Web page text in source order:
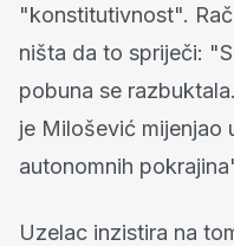
"konstitutivnost".
ništa da to spriječi:
pobuna se
je Milošević mijenjao
autonomnih
Uzelac inzistira na